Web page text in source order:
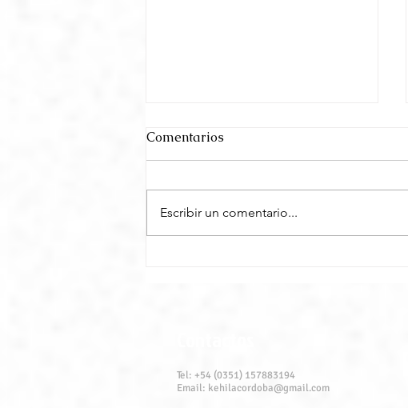
Comentarios
Escribir un comentario...
Tel: +54 (0351) 157883194
Email: kehilacordoba@gmail.com